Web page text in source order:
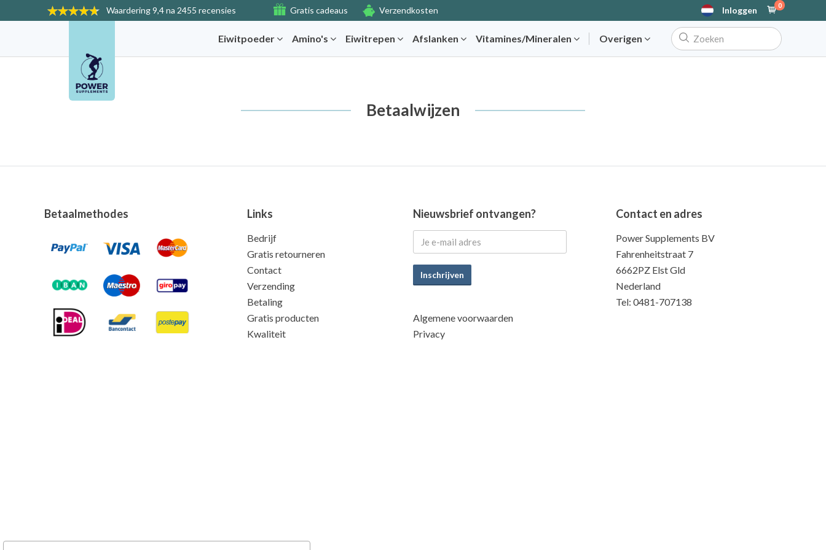
Waardering9,4 na 2455 recensies Gratis cadeaus Verzendkosten Inloggen 0
Eiwitpoeder Amino's Eiwitrepen Afslanken Vitamines/Mineralen Overigen
Betaalwijzen
Betaalmethodes Links
Bedrijf
Gratis retourneren
Contact
Verzending
Betaling
Gratis producten
Kwaliteit
Nieuwsbrief ontvangen?
Inschrijven
Algemene voorwaarden
Privacy
Contact en adres
Power Supplements BV
Fahrenheitstraat 7
6662PZ Elst Gld
Nederland
Tel: 0481-707138